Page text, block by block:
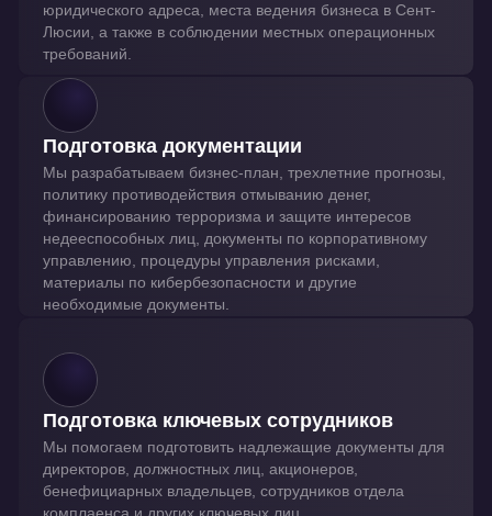
Подготовка документации
Мы разрабатываем бизнес-план, трехлетние прогнозы,
политику противодействия отмыванию денег,
финансированию терроризма и защите интересов
недееспособных лиц, документы по корпоративному
управлению, процедуры управления рисками,
материалы по кибербезопасности и другие
необходимые документы.
юридического адреса, места ведения бизнеса в Сент-
Люсии, а также в соблюдении местных операционных
требований.
Подготовка ключевых сотрудников
Мы помогаем подготовить надлежащие документы для
директоров, должностных лиц, акционеров,
бенефициарных владельцев, сотрудников отдела